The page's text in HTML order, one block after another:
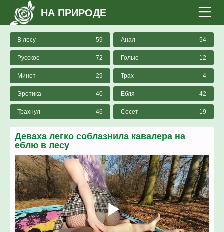
НА ПРИРОДЕ
В лесу 59 Анал 54
Русское 72 Голые 12
Минет 29 Трах 4
Эротика 40 Ебля 42
Трахнул 46 Сосет 19
Деваха легко соблазнила кавалера на
еблю в лесу